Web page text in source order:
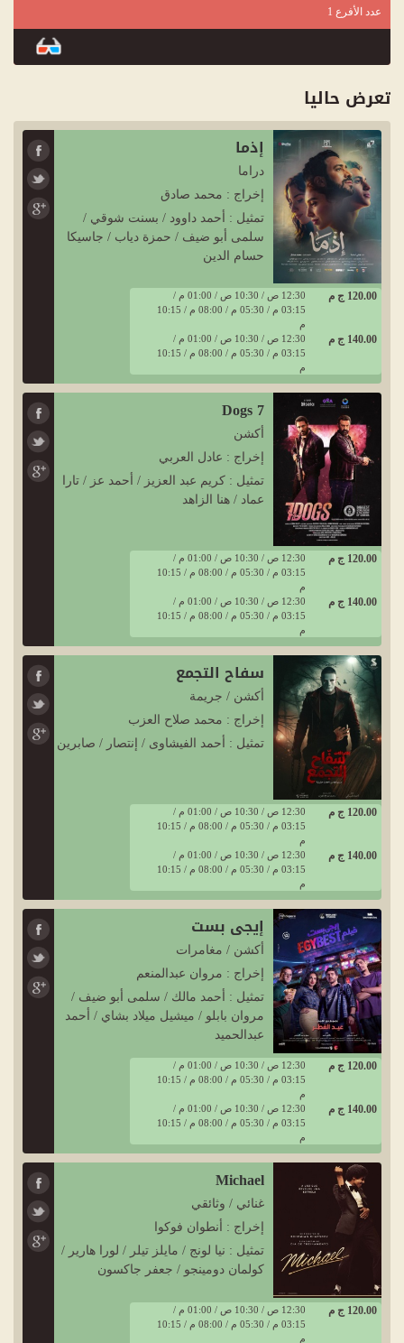
عدد الأفرع 1
تعرض حاليا
إذما
دراما
إخراج : محمد صادق
تمثيل : أحمد داوود / بسنت شوقي /
سلمى أبو ضيف / حمزة دياب / جاسيكا
حسام الدين
120.00 ج م
12:30 ص / 10:30 ص / 01:00 م /
03:15 م / 05:30 م / 08:00 م / 10:15
م
140.00 ج م
12:30 ص / 10:30 ص / 01:00 م /
03:15 م / 05:30 م / 08:00 م / 10:15
م
7 Dogs
أكشن
إخراج : عادل العربي
تمثيل : كريم عبد العزيز / أحمد عز / تارا
عماد / هنا الزاهد
120.00 ج م
12:30 ص / 10:30 ص / 01:00 م /
03:15 م / 05:30 م / 08:00 م / 10:15
م
140.00 ج م
12:30 ص / 10:30 ص / 01:00 م /
03:15 م / 05:30 م / 08:00 م / 10:15
م
سفاح التجمع
أكشن / جريمة
إخراج : محمد صلاح العزب
تمثيل : أحمد الفيشاوى / إنتصار / صابرين
120.00 ج م
12:30 ص / 10:30 ص / 01:00 م /
03:15 م / 05:30 م / 08:00 م / 10:15
م
140.00 ج م
12:30 ص / 10:30 ص / 01:00 م /
03:15 م / 05:30 م / 08:00 م / 10:15
م
إيجي بست
أكشن / مغامرات
إخراج : مروان عبدالمنعم
تمثيل : أحمد مالك / سلمى أبو ضيف /
مروان بابلو / ميشيل ميلاد بشاي / أحمد
عبدالحميد
120.00 ج م
12:30 ص / 10:30 ص / 01:00 م /
03:15 م / 05:30 م / 08:00 م / 10:15
م
140.00 ج م
12:30 ص / 10:30 ص / 01:00 م /
03:15 م / 05:30 م / 08:00 م / 10:15
م
Michael
غنائي / وثائقي
إخراج : أنطوان فوكوا
تمثيل : نيا لونج / مايلز تيلر / لورا هارير /
كولمان دومينجو / جعفر جاكسون
120.00 ج م
12:30 ص / 10:30 ص / 01:00 م /
03:15 م / 05:30 م / 08:00 م / 10:15
م